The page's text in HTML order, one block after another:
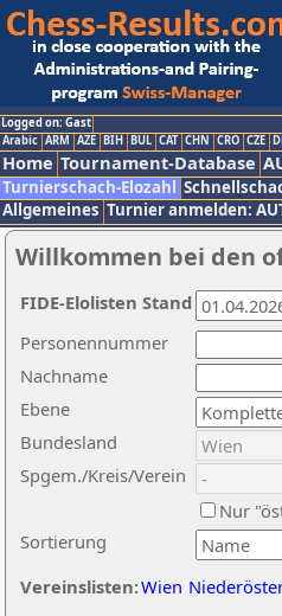
Logged on: Gast
Arabic ARM AZE BIH BUL CAT CHN CRO CZE
Home Tournament-Database
Turnierschach-Elozahl
Allgemeines Turnier anmelden:
Willkommen bei den
Nachname
Ebene
Sortierung
Personennummer
Bundesland
Spgem./Kreis/Verein
Nur
Vereinslisten:Wien
FIDE-Elolisten Stand